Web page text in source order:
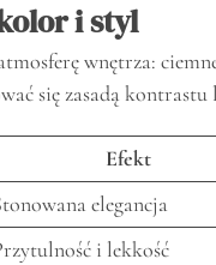
i styl
wnętrza:
się zasadą
Efekt
elegancja
i lekkość